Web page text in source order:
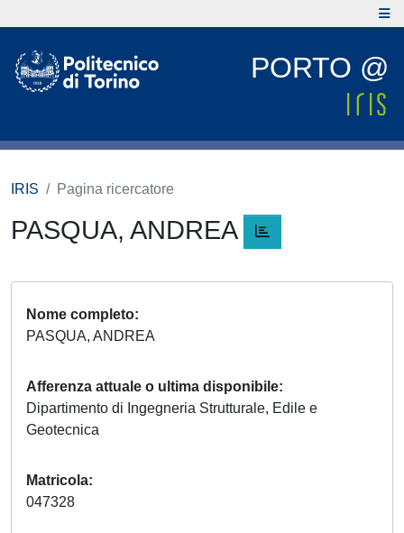
PORTO @
IRIS Pagina ricercatore
PASQUA, ANDREA
Nome completo
PASQUA, ANDREA
Afferenza attuale o ultima disponibile
Dipartimento di Ingegneria Strutturale, Edile e
Geotecnica
Matricola
047328